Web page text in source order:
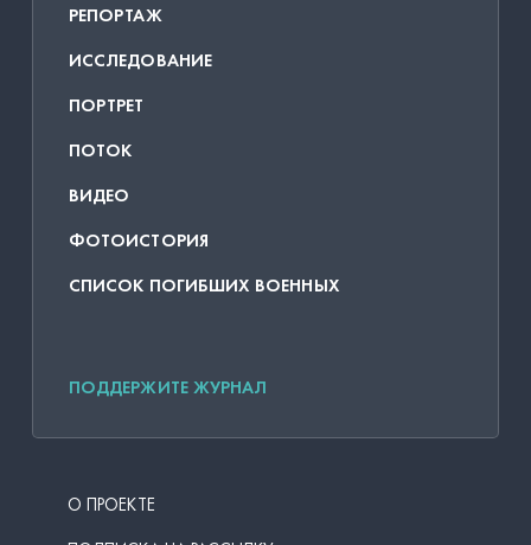
РЕПОРТАЖ
ИССЛЕДОВАНИЕ
ПОРТРЕТ
ПОТОК
ВИДЕО
ФОТОИСТОРИЯ
СПИСОК ПОГИБШИХ ВОЕННЫХ
ПОДДЕРЖИТЕ ЖУРНАЛ
О ПРОЕКТЕ